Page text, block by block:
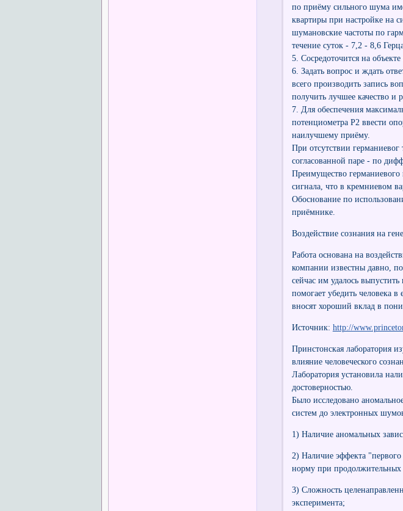
по приёму сильного шума
квартиры при настройке на
шумановские частоты по
течение суток - 7,2 - 8,6
5. Сосредоточится на
6. Задать вопрос и ждать
всего производить запись
получить лучшее качество и
7. Для обеспечения
потенциометра Р2 ввести
наилучшему приёму.
При отсутствии германиевог
согласованной паре - по
Преимущество германиевого
сигнала, что в кремниевом
Обоснование по
приёмнике.
Воздействие сознания на
Работа основана на
компании известны давно,
сейчас им удалось
помогает убедить человека
вносят хороший вклад в
Источник: http://
Принстонская лаборатория
влияние человеческого
Лаборатория установила
достоверностью.
Было исследовано
систем до электронных
1) Наличие аномальных
2) Наличие эффекта "первого
норму при продолжительных
3) Сложность
эксперимента;